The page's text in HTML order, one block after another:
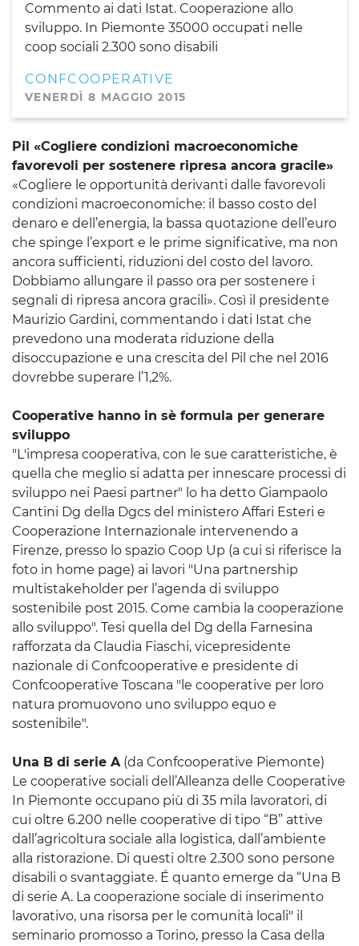
Commento ai dati Istat. Cooperazione allo
sviluppo. In Piemonte 35000 occupati nelle
coop sociali 2.300 sono disabili
CONFCOOPERATIVE
VENERDÌ 8 MAGGIO 2015
Pil «Cogliere condizioni macroeconomiche
favorevoli per sostenere ripresa ancora gracile»
«Cogliere le opportunità derivanti dalle favorevoli
condizioni macroeconomiche: il basso costo del
denaro e dell’energia, la bassa quotazione dell’euro
che spinge l’export e le prime significative, ma non
ancora sufficienti, riduzioni del costo del lavoro.
Dobbiamo allungare il passo ora per sostenere i
segnali di ripresa ancora gracili». Così il presidente
Maurizio Gardini, commentando i dati Istat che
prevedono una moderata riduzione della
disoccupazione e una crescita del Pil che nel 2016
dovrebbe superare l’1,2%.
Cooperative hanno in sè formula per generare
sviluppo
"L'impresa cooperativa, con le sue caratteristiche, è
quella che meglio si adatta per innescare processi di
sviluppo nei Paesi partner" lo ha detto Giampaolo
Cantini Dg della Dgcs del ministero Affari Esteri e
Cooperazione Internazionale intervenendo a
Firenze, presso lo spazio Coop Up (a cui si riferisce la
foto in home page) ai lavori "Una partnership
multistakeholder per l’agenda di sviluppo
sostenibile post 2015. Come cambia la cooperazione
allo sviluppo". Tesi quella del Dg della Farnesina
rafforzata da Claudia Fiaschi, vicepresidente
nazionale di Confcooperative e presidente di
Confcooperative Toscana "le cooperative per loro
natura promuovono uno sviluppo equo e
sostenibile".
Una B di serie A(da Confcooperative Piemonte)
Le cooperative sociali dell’Alleanza delle Cooperative
In Piemonte occupano più di 35 mila lavoratori, di
cui oltre 6.200 nelle cooperative di tipo “B” attive
dall’agricoltura sociale alla logistica, dall’ambiente
alla ristorazione. Di questi oltre 2.300 sono persone
disabili o svantaggiate. É quanto emerge da “Una B
di serie A. La cooperazione sociale di inserimento
lavorativo, una risorsa per le comunità locali" il
seminario promosso a Torino, presso la Casa della